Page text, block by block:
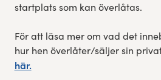
startplats som kan överlåtas. ​
För att läsa mer om vad det
hur hen överlåter/säljer sin
här.